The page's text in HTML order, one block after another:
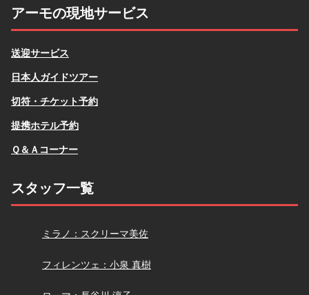
アーモの現地サービス
送迎サービス
日本人ガイドツアー
切符・チケット予約
提携ホテル予約
Ｑ＆Ａコーナー
スタッフ一覧
スクリーマ
ミラノ：スクリーマ美佐
小泉
フィレンツェ：小泉 真樹